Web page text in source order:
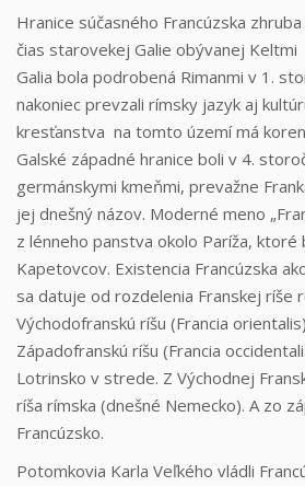
Hranice súčasného Francúzska
čias starovekej Galie obývanej Keltmi
Galia bola podrobená Rimanmi v 1.
nakoniec prevzali rímsky jazyk aj
kresťanstva na tomto území má
Galské západné hranice boli v 4.
germánskymi kmeňmi, prevažne
jej dnešný názov. Moderné meno
z lénneho panstva okolo Paríža,
Kapetovcov. Existencia Francúzska
sa datuje od rozdelenia Franskej ríše
Východofranskú ríšu (Francia
Západofranskú ríšu (Francia
Lotrinsko v strede. Z Východnej
ríša rímska (dnešné Nemecko). A zo
Francúzsko.
Potomkovia Karla Veľkého vládli